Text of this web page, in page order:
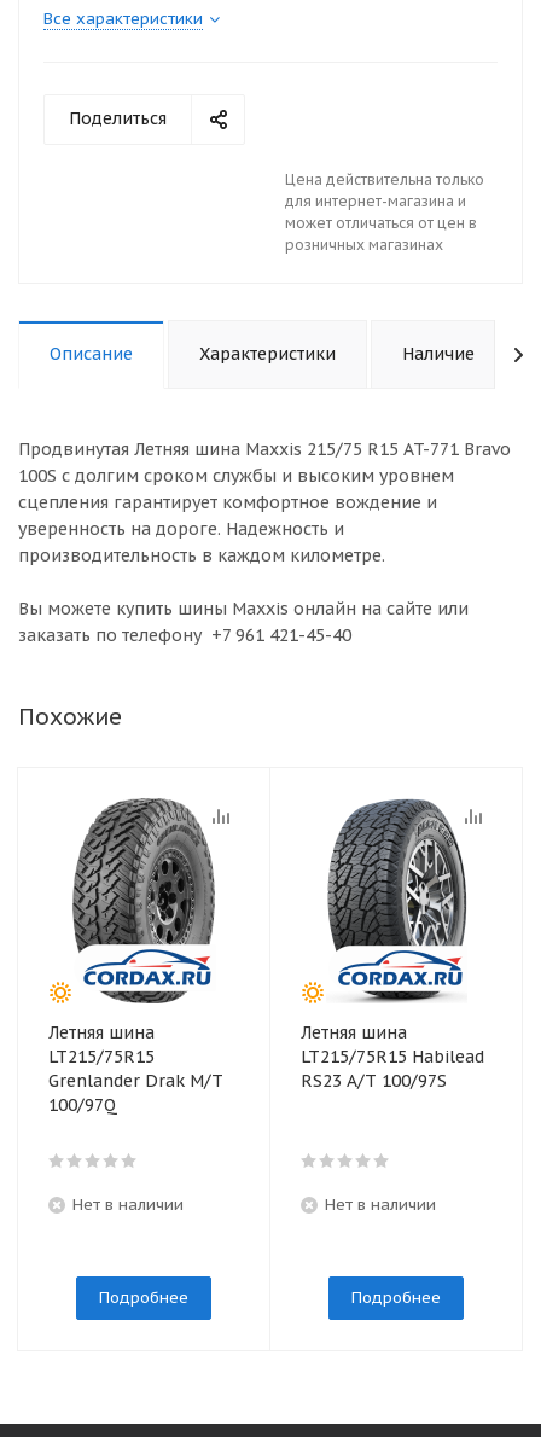
Все характеристики
Поделиться
Цена действительна только
для интернет-магазина и
может отличаться от цен в
розничных магазинах
Описание Характеристики Наличие
Продвинутая Летняя шина Maxxis 215/75 R15 AT-771 Bravo
100S с долгим сроком службы и высоким уровнем
сцепления гарантирует комфортное вождение и
уверенность на дороге. Надежность и
производительность в каждом километре.
Вы можете купить шины Maxxis онлайн на сайте или
заказать по телефону +7 961 421-45-40
Похожие
Летняя шина
LT215/75R15
Grenlander Drak M/T
100/97Q
Нет в наличии
Подробнее
Летняя шина
LT215/75R15 Habilead
RS23 A/T 100/97S
Нет в наличии
Подробнее